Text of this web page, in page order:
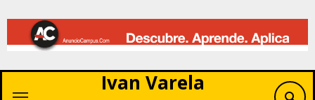
contenido
Ivan Varela